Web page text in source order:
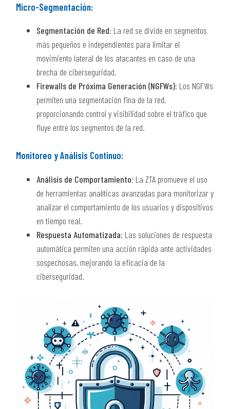
Micro-Segmentación:
Segmentación de Red: La red se divide en segmentos
más pequeños e independientes para limitar el
movimiento lateral de los atacantes en caso de una
brecha de ciberseguridad.
Firewalls de Próxima Generación (NGFWs): Los NGFWs
permiten una segmentación fina de la red,
proporcionando control y visibilidad sobre el tráfico que
fluye entre los segmentos de la red.
Monitoreo y Análisis Continuo:
Análisis de Comportamiento: La ZTA promueve el uso
de herramientas analíticas avanzadas para monitorizar y
analizar el comportamiento de los usuarios y dispositivos
en tiempo real.
Respuesta Automatizada: Las soluciones de respuesta
automática permiten una acción rápida ante actividades
sospechosas, mejorando la eficacia de la
ciberseguridad.